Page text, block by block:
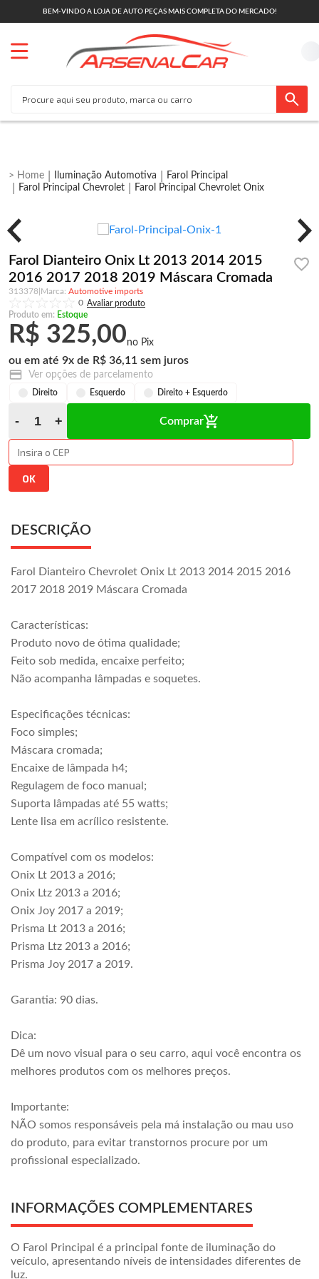
BEM-VINDO A LOJA DE AUTO PEÇAS MAIS COMPLETA DO MERCADO!
Iluminação Automotiva
Farol Principal
Farol Principal Chevrolet
Farol Principal Chevrolet Onix
Farol Dianteiro Onix Lt 2013 2014 2015
2016 2017 2018 2019 Máscara Cromada
313378
Automotive imports
0
Produto em: Estoque
R$ 325,00
9x R$ 36,11
Ver opções de parcelamento
Direito Esquerdo Direito + Esquerdo
Comprar
DESCRIÇÃO
Farol Dianteiro Chevrolet Onix Lt 2013 2014 2015 2016
2017 2018 2019 Máscara Cromada
Características:
Produto novo de ótima qualidade;
Feito sob medida, encaixe perfeito;
Não acompanha lâmpadas e soquetes.
Especificações técnicas:
Foco simples;
Máscara cromada;
Encaixe de lâmpada h4;
Regulagem de foco manual;
Suporta lâmpadas até 55 watts;
Lente lisa em acrílico resistente.
Compatível com os modelos:
Onix Lt 2013 a 2016;
Onix Ltz 2013 a 2016;
Onix Joy 2017 a 2019;
Prisma Lt 2013 a 2016;
Prisma Ltz 2013 a 2016;
Prisma Joy 2017 a 2019.
Garantia: 90 dias.
Dica:
Dê um novo visual para o seu carro, aqui você encontra os
melhores produtos com os melhores preços.
Importante:
NÃO somos responsáveis pela má instalação ou mau uso
do produto, para evitar transtornos procure por um
profissional especializado.
INFORMAÇÕES COMPLEMENTARES
O Farol Principal é a principal fonte de iluminação do
veículo, apresentando níveis de intensidades diferentes de
luz.